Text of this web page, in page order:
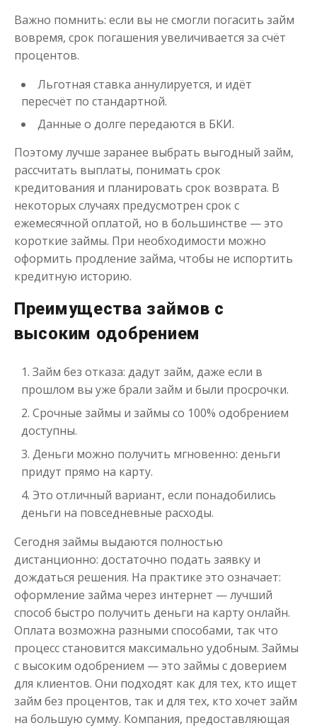
Важно помнить: если вы не смогли погасить займ
вовремя, срок погашения увеличивается за счёт
процентов.
Льготная ставка аннулируется, и идёт
пересчёт по стандартной.
Данные о долге передаются в БКИ.
Поэтому лучше заранее выбрать выгодный займ,
рассчитать выплаты, понимать срок
кредитования и планировать срок возврата. В
некоторых случаях предусмотрен срок с
ежемесячной оплатой, но в большинстве — это
короткие займы. При необходимости можно
оформить продление займа, чтобы не испортить
кредитную историю.
Преимущества займов с
высоким одобрением
Займ без отказа: дадут займ, даже если в
прошлом вы уже брали займ и были просрочки.
Срочные займы и займы со 100% одобрением
доступны.
Деньги можно получить мгновенно: деньги
придут прямо на карту.
Это отличный вариант, если понадобились
деньги на повседневные расходы.
Сегодня займы выдаются полностью
дистанционно: достаточно подать заявку и
дождаться решения. На практике это означает:
оформление займа через интернет — лучший
способ быстро получить деньги на карту онлайн.
Оплата возможна разными способами, так что
процесс становится максимально удобным. Займы
с высоким одобрением — это займы с доверием
для клиентов. Они подходят как для тех, кто ищет
займ без процентов, так и для тех, кто хочет займ
на большую сумму. Компания, предоставляющая